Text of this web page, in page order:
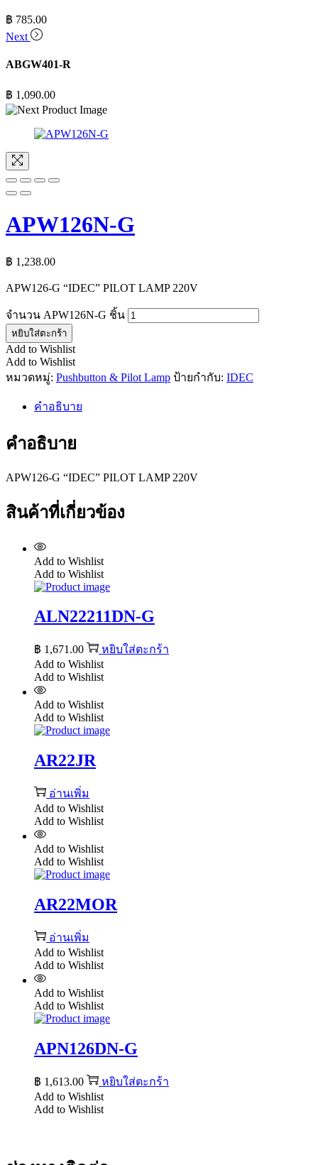
฿ 785.00
Next
ABGW401-R
฿ 1,090.00
APW126N-G
฿ 1,238.00
APW126-G “IDEC” PILOT LAMP 220V
จำนวน APW126N-G ชิ้น
หยิบใส่ตะกร้า
Add to Wishlist
Add to Wishlist
หมวดหมู่: Pushbutton & Pilot Lamp ป้ายกำกับ: IDEC
คำอธิบาย
คำอธิบาย
APW126-G “IDEC” PILOT LAMP 220V
สินค้าที่เกี่ยวข้อง
Add to Wishlist
Add to Wishlist
ALN22211DN-G
฿ 1,671.00
หยิบใส่ตะกร้า
Add to Wishlist
Add to Wishlist
Add to Wishlist
Add to Wishlist
AR22JR
อ่านเพิ่ม
Add to Wishlist
Add to Wishlist
Add to Wishlist
Add to Wishlist
AR22MOR
อ่านเพิ่ม
Add to Wishlist
Add to Wishlist
Add to Wishlist
Add to Wishlist
APN126DN-G
฿ 1,613.00
หยิบใส่ตะกร้า
Add to Wishlist
Add to Wishlist